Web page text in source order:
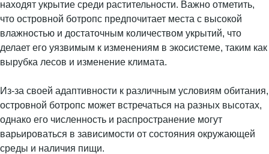
находят укрытие среди растительности. Важно отметить,
что островной ботропс предпочитает места с высокой
влажностью и достаточным количеством укрытий, что
делает его уязвимым к изменениям в экосистеме, таким как
вырубка лесов и изменение климата.
Из-за своей адаптивности к различным условиям обитания,
островной ботропс может встречаться на разных высотах,
однако его численность и распространение могут
варьироваться в зависимости от состояния окружающей
среды и наличия пищи.